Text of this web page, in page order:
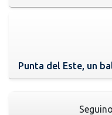
Punta del Este, un